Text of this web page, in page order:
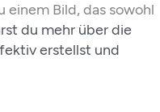
einem Bild, das sowohl
du mehr über die
erstellst und